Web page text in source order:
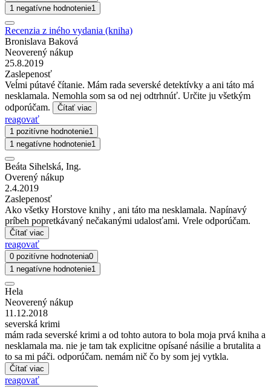
1 negatívne hodnotenie1
Recenzia z iného vydania (kniha)
Bronislava Baková
Neoverený nákup
25.8.2019
Zaslepenosť
Veĺmi pútavé čítanie. Mám rada severské detektívky a ani táto má
nesklamala. Nemohla som sa od nej odtrhnúť. Určite ju všetkým
odporúčam.
Čítať viac
reagovať
1 pozitívne hodnotenie1
1 negatívne hodnotenie1
Beáta Sihelská, Ing.
Overený nákup
2.4.2019
Zaslepenosť
Ako všetky Horstove knihy , ani táto ma nesklamala. Napínavý
príbeh popretkávaný nečakanými udalosťami. Vrele odporúčam.
Čítať viac
reagovať
0 pozitívne hodnotenia0
1 negatívne hodnotenie1
Hela
Neoverený nákup
11.12.2018
severská krimi
mám rada severské krimi a od tohto autora to bola moja prvá kniha a
nesklamala ma. nie je tam tak explicitne opísané násilie a brutalita a
to sa mi páči. odporúčam. nemám nič čo by som jej vytkla.
Čítať viac
reagovať